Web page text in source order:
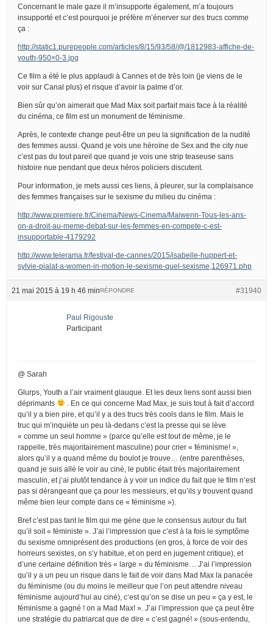
Concernant le male gaze il m’insupporte également, m’a toujours
insupporté et c’est pourquoi je préfère m’énerver sur des trucs comme
ça :
http://static1.purepeople.com/articles/8/15/93/58/@/1812983-affiche-de-
youth-950×0-3.jpg
Ce film a été le plus applaudi à Cannes et de très loin (je viens de le
voir sur Canal plus) et risque d’avoir la palme d’or.
Bien sûr qu’on aimerait que Mad Max soit parfait mais face à la réalité
du cinéma, ce film est un monument de féminisme.
Après, le contexte change peut-être un peu la signification de la nudité
des femmes aussi. Quand je vois une héroïne de Sex and the city nue
c’est pas du tout pareil que quand je vois une strip teaseuse sans
histoire nue pendant que deux héros policiers discutent.
Pour information, je mets aussi ces liens, à pleurer, sur la complaisance
des femmes françaises sur le sexisme du milieu du cinéma :
http://www.premiere.fr/Cinema/News-Cinema/Maiwenn-Tous-les-ans-
on-a-droit-au-meme-debat-sur-les-femmes-en-compete-c-est-
insupportable-4179292
http://www.telerama.fr/festival-de-cannes/2015/isabelle-huppert-et-
sylvie-pialat-a-women-in-motion-le-sexisme-quel-sexisme,126971.php
21 mai 2015 à 19 h 46 min #31940
RÉPONDRE
Paul Rigouste
Participant
@ Sarah
Glurps, Youth a l’air vraiment glauque. Et les deux liens sont aussi bien
déprimants
. En ce qui concerne Mad Max, je suis tout à fait d’accord
qu’il y a bien pire, et qu’il y a des trucs très cools dans le film. Mais le
truc qui m’inquiète un peu là-dedans c’est la presse qui se lève
« comme un seul homme » (parce qu’elle est tout de même, je le
rappelle, très majoritairement masculine) pour crier « féminisme! »,
alors qu’il y a quand même du boulot je trouve… (entre parenthèses,
quand je suis allé le voir au ciné, le public était très majoritairement
masculin, et j’ai plutôt tendance à y voir un indice du fait que le film n’est
pas si dérangeant que ça pour les messieurs, et qu’ils y trouvent quand
même bien leur compte dans ce « féminisme »).
Bref c’est pas tant le film qui me gène que le consensus autour du fait
qu’il soit « féministe ». J’ai l’impression que c’est à la fois le symptôme
du sexisme omniprésent des productions (en gros, à force de voir des
horreurs sexistes, on s’y habitue, et on perd en jugement critique), et
d’une certaine définition très « large » du féminisme… J’ai l’impression
qu’il y a un peu un risque dans le fait de voir dans Mad Max la panacée
du féminisme (ou du moins le meilleur que l’on peut attendre niveau
féminisme aujourd’hui au ciné), c’est qu’on se dise un peu « ça y est, le
féminisme a gagné ! on a Mad Max! ». J’ai l’impression que ça peut être
une stratégie du patriarcat que de dire « c’est gagné! » (sous-entendu,